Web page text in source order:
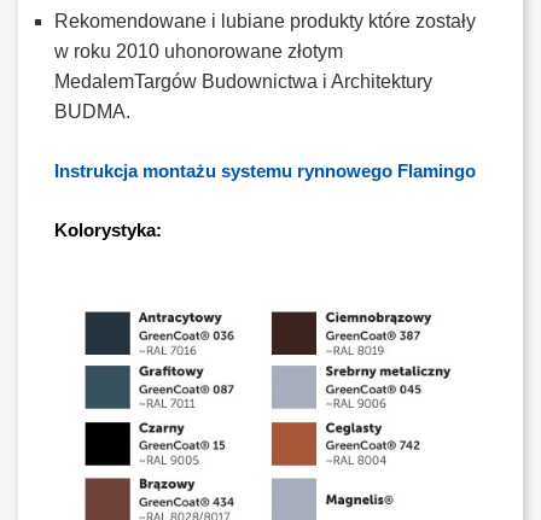
Rekomendowane i lubiane produkty które zostały
w roku 2010 uhonorowane złotym
MedalemTargów Budownictwa i Architektury
BUDMA.
Instrukcja montażu systemu rynnowego Flamingo
Kolorystyka: